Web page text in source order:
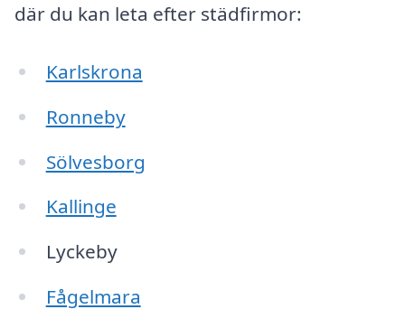
där du kan leta efter städfirmor:
Karlskrona
Ronneby
Sölvesborg
Kallinge
Lyckeby
Fågelmara